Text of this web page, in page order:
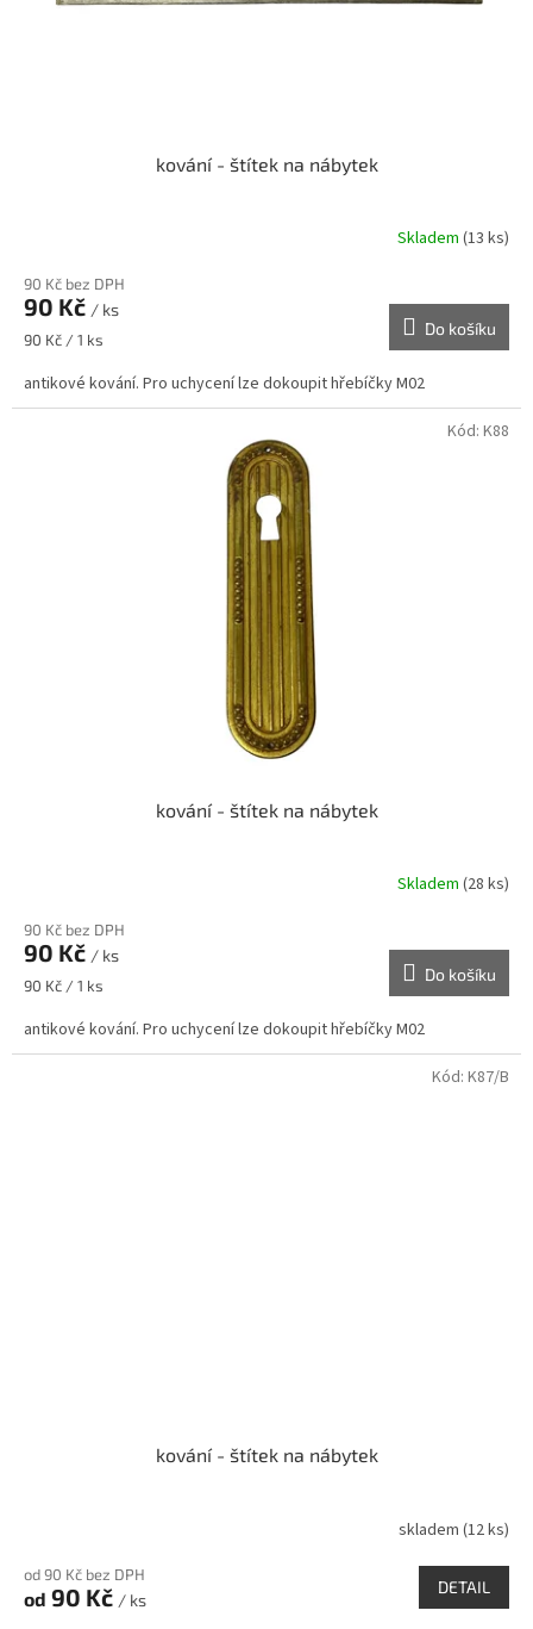
kování - štítek na nábytek
Skladem (13 ks)
90 Kč bez DPH
90 Kč / ks
Měrná
90 Kč / 1 ks
Do košíku
antikové kování. Pro uchycení lze dokoupit hřebíčky M02
kování - štítek na nábytek
Skladem (28 ks)
90 Kč bez DPH
90 Kč / ks
Měrná
90 Kč / 1 ks
Do košíku
antikové kování. Pro uchycení lze dokoupit hřebíčky M02
Kód: K88
kování - štítek na nábytek
skladem (12 ks)
od 90 Kč bez DPH
od 90 Kč / ks
DETAIL
Kód: K87/B